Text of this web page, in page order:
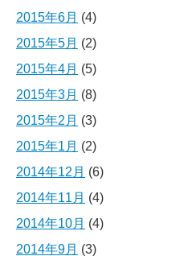
2015年6月 (4)
2015年5月 (2)
2015年4月 (5)
2015年3月 (8)
2015年2月 (3)
2015年1月 (2)
2014年12月 (6)
2014年11月 (4)
2014年10月 (4)
2014年9月 (3)